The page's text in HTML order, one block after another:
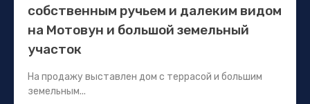
собственным ручьем и далеким видом
на Мотовун и большой земельный
участок
На продажу выставлен дом с террасой и большим
земельным...